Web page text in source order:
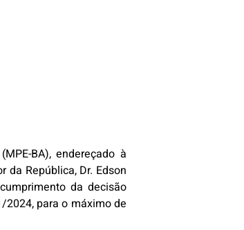
BA), endereçado à
da República, Dr. Edson
da decisão
para o máximo de